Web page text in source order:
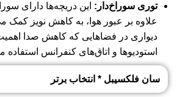
توری سوراخ‌دار: این دریچه‌ها دارای
علاوه بر عبور هوا، به کاهش نویز کمک
دیواری در فضاهایی که کاهش صدا اهمیت
استودیوها و اتاق‌های کنفرانس
سان فلکسیبل * انتخاب برتر